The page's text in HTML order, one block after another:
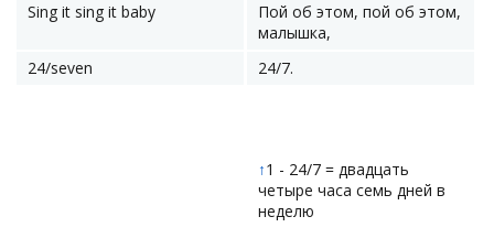
Sing it sing it baby
Пой об этом, пой об этом,
малышка,
24/seven
24/7.
↑1 - 24/7 = двадцать
четыре часа семь дней в
неделю